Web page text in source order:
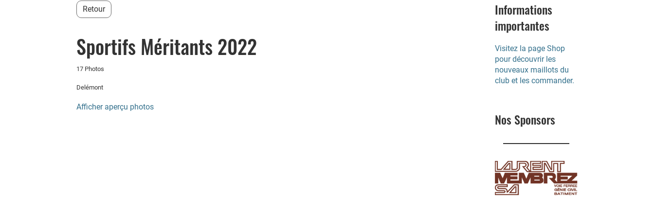
Retour
Sportifs Méritants 2022
17 Photos
Delémont
Afficher aperçu photos
Informations
importantes
Visitez la page Shop
pour découvrir les
nouveaux maillots du
club et les commander.
Nos Sponsors